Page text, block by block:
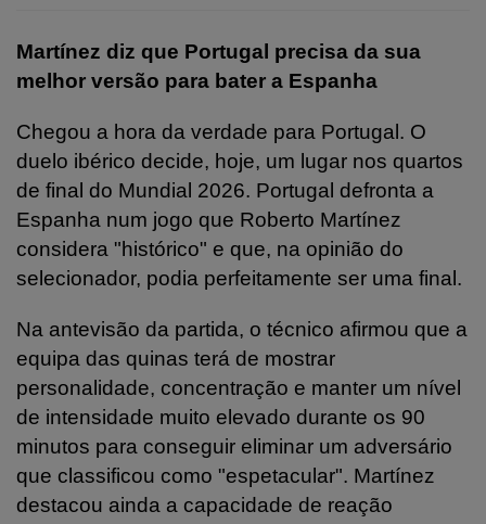
Martínez diz que Portugal precisa da sua
melhor versão para bater a Espanha
Chegou a hora da verdade para Portugal. O
duelo ibérico decide, hoje, um lugar nos quartos
de final do Mundial 2026. Portugal defronta a
Espanha num jogo que Roberto Martínez
considera "histórico" e que, na opinião do
selecionador, podia perfeitamente ser uma final.
Na antevisão da partida, o técnico afirmou que a
equipa das quinas terá de mostrar
personalidade, concentração e manter um nível
de intensidade muito elevado durante os 90
minutos para conseguir eliminar um adversário
que classificou como "espetacular". Martínez
destacou ainda a capacidade de reação